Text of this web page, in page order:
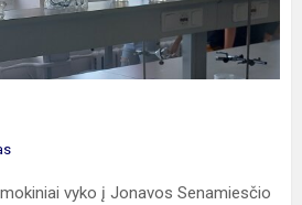
vyko į Jonavos Senamiesčio